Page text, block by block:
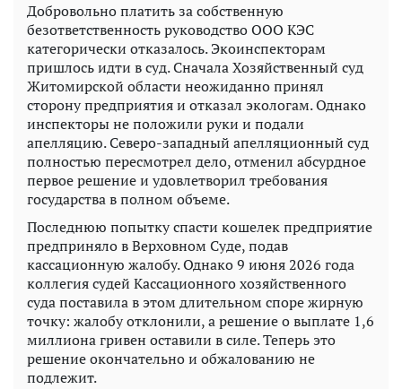
Добровольно платить за собственную
безответственность руководство ООО КЭС
категорически отказалось. Экоинспекторам
пришлось идти в суд. Сначала Хозяйственный суд
Житомирской области неожиданно принял
сторону предприятия и отказал экологам. Однако
инспекторы не положили руки и подали
апелляцию. Северо-западный апелляционный суд
полностью пересмотрел дело, отменил абсурдное
первое решение и удовлетворил требования
государства в полном объеме.
Последнюю попытку спасти кошелек предприятие
предприняло в Верховном Суде, подав
кассационную жалобу. Однако 9 июня 2026 года
коллегия судей Кассационного хозяйственного
суда поставила в этом длительном споре жирную
точку: жалобу отклонили, а решение о выплате 1,6
миллиона гривен оставили в силе. Теперь это
решение окончательно и обжалованию не
подлежит.